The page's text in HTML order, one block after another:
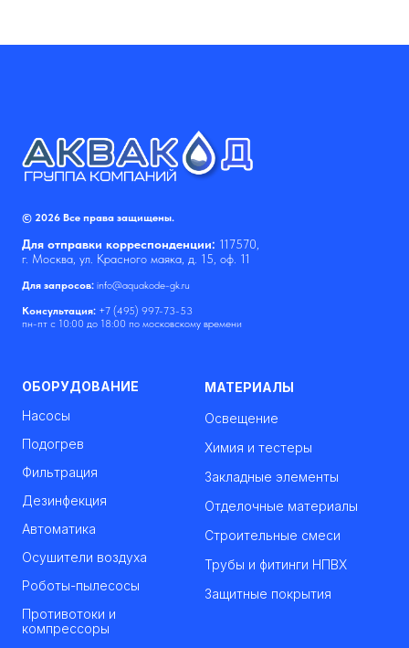
© 2026 Все права защищены.
Для отправки корреспонденции: 117570,
г. Москва, ул. Красного маяка, д. 15, оф. 11
Для запросов: info@aquakode-gk.ru
Консультация: +7 (495) 997-73-53
пн-пт с 10:00 до 18:00 по московскому времени
ОБОРУДОВАНИЕ
Насосы
Подогрев
Фильтрация
Дезинфекция
Автоматика
Осушители воздуха
Роботы-пылесосы
Противотоки и
компрессоры
МАТЕРИАЛЫ
Освещение
Химия и тестеры
Закладные элементы
Отделочные материалы
Строительные смеси
Трубы и фитинги НПВХ
Защитные покрытия